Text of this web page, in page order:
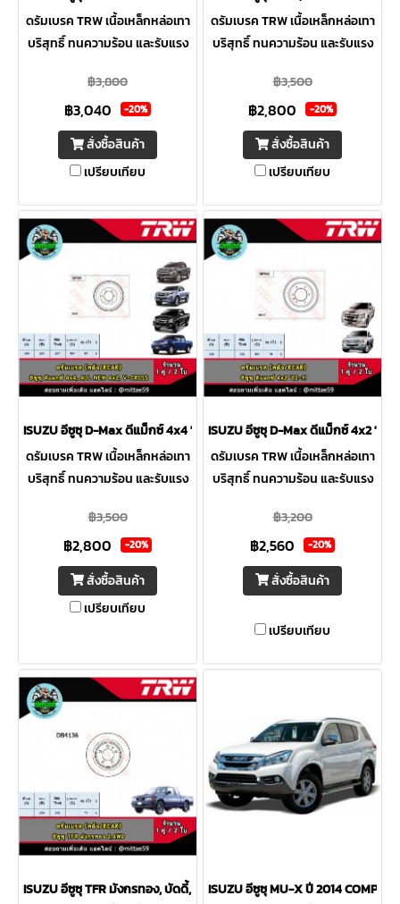
ดรัมเบรค TRW เนื้อเหล็กหล่อเทา
บริสุทธิ์ ทนความร้อน และรับแรง
ตามสเปคอะไหล่แท้ทุกรุ่น ระบุเส้น
ผ่าศูนย์กลางมากสุดทุกใบ
฿3,800
฿3,040 -20%
สั่งซื้อสินค้า
เปรียบเทียบ
ดรัมเบรค TRW เนื้อเหล็กหล่อเทา
บริสุทธิ์ ทนความร้อน และรับแรง
ตามสเปคอะไหล่แท้ทุกรุ่น ระบุเส้น
ผ่าศูนย์กลางมากสุดทุกใบ
฿3,500
฿2,800 -20%
สั่งซื้อสินค้า
เปรียบเทียบ
ISUZU อีซูซุ D-Max ดีแม็กซ์ 4x4 '02-11, โคโรลาโด 4x4 ดรัมเบรค TRW หลัง
ดรัมเบรค TRW เนื้อเหล็กหล่อเทา
บริสุทธิ์ ทนความร้อน และรับแรง
ตามสเปคอะไหล่แท้ทุกรุ่น ระบุเส้น
ผ่าศูนย์กลางมากสุดทุกใบ
฿3,500
฿2,800 -20%
สั่งซื้อสินค้า
เปรียบเทียบ
ISUZU อีซูซุ D-Max ดีแม็กซ์ 4x2 '02-
ดรัมเบรค TRW เนื้อเหล็กหล่อเทา
บริสุทธิ์ ทนความร้อน และรับแรง
ตามสเปคอะไหล่แท้ทุกรุ่น ระบุเส้น
ผ่าศูนย์กลางมากสุดทุกใบ
฿3,200
฿2,560 -20%
สั่งซื้อสินค้า
เปรียบเทียบ
ISUZU อีซูซุ TFR มังกรทอง, บัดดี้, KBZ ดรัมเบรค TRW หลัง
ISUZU อีซูซุ MU-X ปี 2014